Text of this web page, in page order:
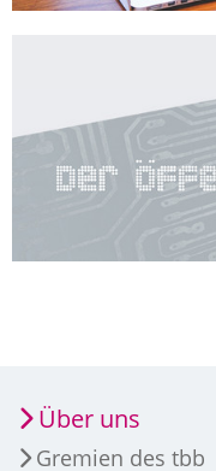
Über uns
Gremien des tbb